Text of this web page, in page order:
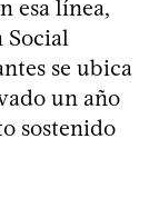
esa línea,
Social
se ubica
un año
sostenido